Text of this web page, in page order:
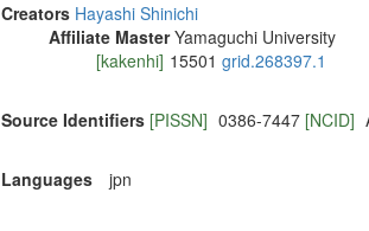
Creators Hayashi Shinichi
Affiliate Master Yamaguchi University
[kakenhi] 15501 grid.268397.1
Source Identifiers [PISSN] 0386-7447 [NCID]
Languages jpn